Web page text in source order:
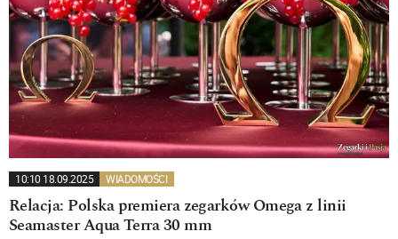
10:10 18.09.2025 WIADOMOŚCI
Relacja: Polska premiera zegarków Omega z linii
Seamaster Aqua Terra 30 mm